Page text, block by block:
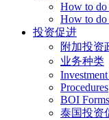
How to
How to
投资促进
附加投资
业务种类
Procedures
BOI
泰国投资